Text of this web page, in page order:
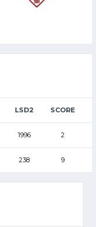
LSD2 SCORE
1996 2
238 9